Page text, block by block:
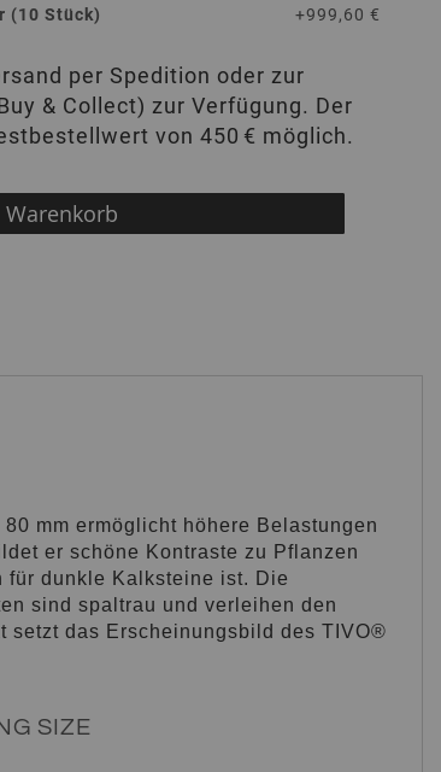
(10 Stück) +999,60 €
per Spedition oder zur
& Collect) zur Verfügung. Der
von 450 € möglich.
Warenkorb
mm ermöglicht höhere Belastungen
er schöne Kontraste zu Pflanzen
für dunkle Kalksteine ist. Die
sind spaltrau und verleihen den
setzt das Erscheinungsbild des TIVO®
SIZE